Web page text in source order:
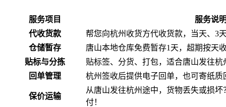
服务项目
服务说
代收货款
帮您向杭州收货方代收货款，当天、3
仓储暂存
唐山本地仓库免费暂存1天，超期按天
贴标与分拣
贴标签、分货、打包，适合唐山发往
回单管理
杭州签收后提供电子回单，也可寄纸质
保价运输
从唐山发往杭州途中，货物丢失或损
付！